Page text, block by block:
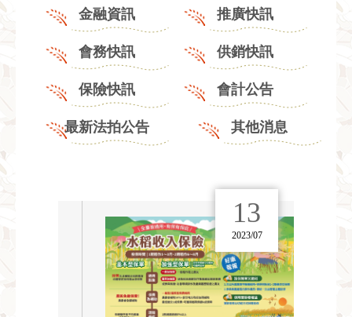
金融資訊 推廣快訊
會務快訊 供銷快訊
保險快訊 會計公告
最新法拍公告 其他消息
13
2023/07